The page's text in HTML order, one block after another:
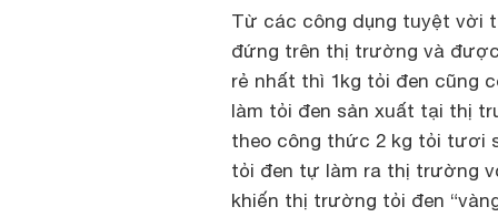
Từ các công dụng tuyệt vời
đứng trên thị trường và
rẻ nhất thì 1kg tỏi đen cũng
làm tỏi đen sản xuất tại thị
theo công thức 2 kg tỏi tươi
tỏi đen tự làm ra thị trường
khiến thị trường tỏi đen